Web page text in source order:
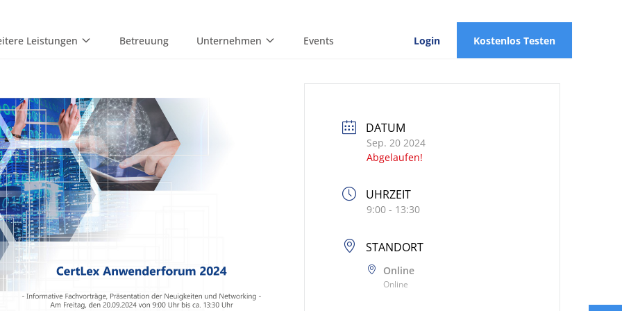
Leistungen Betreuung Unternehmen Events Login Kostenlos Testen
DATUM
Sep. 20 2024
Abgelaufen!
UHRZEIT
9:00 - 13:30
STANDORT
Online
Online